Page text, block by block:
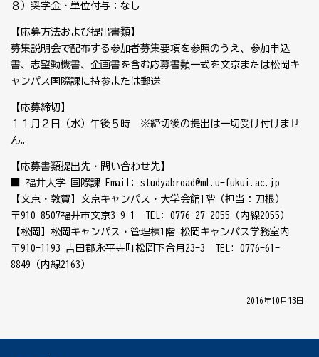
８）奨学金・単位付与：なし
【応募方法および提出書類】
募集説明会で配布する参加者募集要項を参照のうえ、参加申込
書、志望動機書、企画書を含む応募書類一式を文京または松岡キ
ャンパス国際課に持参または郵送
【応募締切】
１１月２日（水）午後５時 ※締切後の提出は一切受け付けませ
ん。
【応募書類提出先・問い合わせ先】
■ 福井大学 国際課 Email: studyabroad@ml.u-fukui.ac.jp
【文京・敦賀】文京キャンパス・大学会館1階（担当：刀根）
〒910-8507福井市文京3-9-1 TEL: 0776-27-2055（内線2055）
【松岡】松岡キャンパス・管理棟1階 松岡キャンパス学務室内
〒910-1193 吉田郡永平寺町松岡下合月23-3 TEL: 0776-61-
8849（内線2163）
│ 2016年10月13日 │